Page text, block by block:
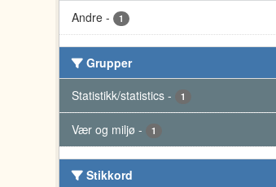
Andre - 1
Grupper
Statistikk/statistics - 1
Vær og miljø - 1
Stikkord